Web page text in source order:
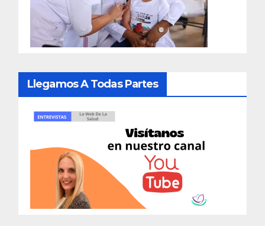
Llegamos A Todas Partes